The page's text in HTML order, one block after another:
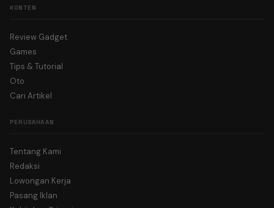
KONTEN
Review Gadget
Games
Tips & Tutorial
Oto
Cari Artikel
PERUSAHAAN
Tentang Kami
Redaksi
Lowongan Kerja
Pasang Iklan